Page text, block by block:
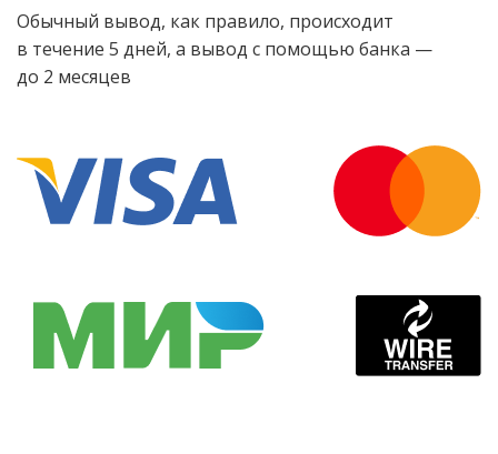
Обычный вывод, как правило, происходит
в течение 5 дней, а вывод с помощью банка —
до 2 месяцев